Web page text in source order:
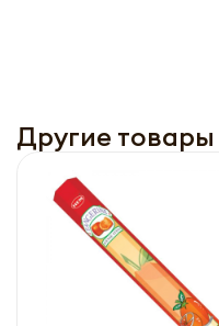
Другие
Обязательны к